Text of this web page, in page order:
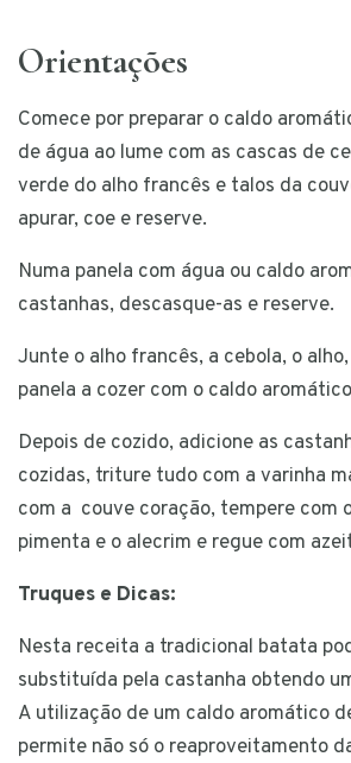
Orientações
Comece por preparar o caldo
de água ao lume com as cascas de
verde do alho francês e talos da
apurar, coe e reserve.
Numa panela com água ou caldo
castanhas, descasque-as e reserve.
Junte o alho francês, a cebola, o
panela a cozer com o caldo
Depois de cozido, adicione as
cozidas, triture tudo com a varinha
com a couve coração, tempere com
pimenta e o alecrim e regue com
Truques e Dicas:
Nesta receita a tradicional batata
substituída pela castanha obtendo
A utilização de um caldo aromático
permite não só o reaproveitamento